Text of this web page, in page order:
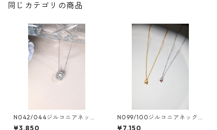
同じカテゴリの商品
N042/044ジルコニアネック
レス
¥3,850
N099/100ジルコニアネック
レス
¥7,150